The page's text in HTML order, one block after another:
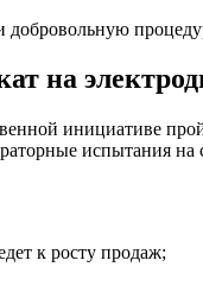
добровольную
на
инициативе
испытания
к росту продаж;